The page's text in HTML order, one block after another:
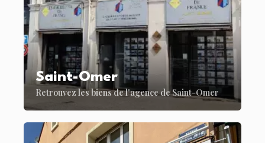
Saint-Omer
Retrouvez les biens de l'agence de Saint-Omer